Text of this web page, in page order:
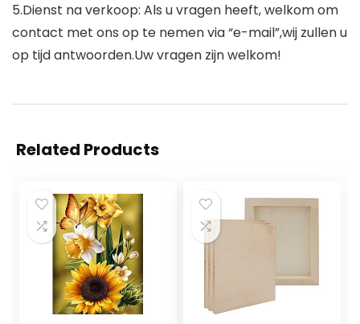
5.Dienst na verkoop: Als u vragen heeft, welkom om
contact met ons op te nemen via “e-mail”,wij zullen u
op tijd antwoorden.Uw vragen zijn welkom!
Related Products